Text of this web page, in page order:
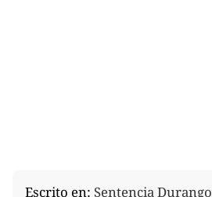
Escrito en: Sentencia Durango